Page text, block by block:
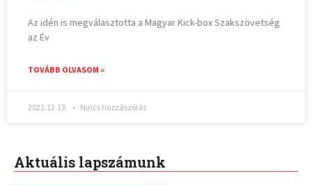
Az idén is megválasztotta a Magyar Kick-box Szakszövetség
az Év
TOVÁBB OLVASOM »
2021.12.13. Nincs hozzászólás
Aktuális lapszámunk